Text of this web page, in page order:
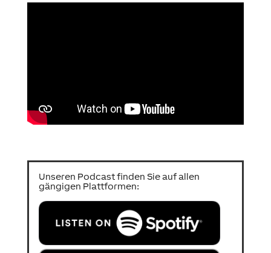
Unseren Podcast finden Sie auf allen
gängigen Plattformen: